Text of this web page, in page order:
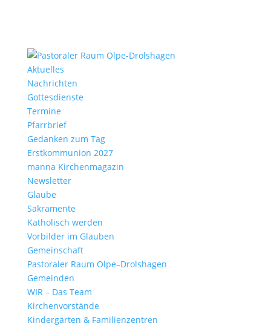
Aktu­elles
Nach­richten
Gottes­dienste
Termine
Pfarr­brief
Gedanken zum Tag
Erst­kom­mu­nion 2027
manna Kirchen­ma­gazin
News­letter
Glaube
Sakra­mente
Katho­lisch werden
Vorbilder im Glauben
Gemein­schaft
Pasto­raler Raum Olpe–Drolshagen
Gemeinden
WIR – Das Team
Kirchen­vor­stände
Kinder­gärten & Familienzentren